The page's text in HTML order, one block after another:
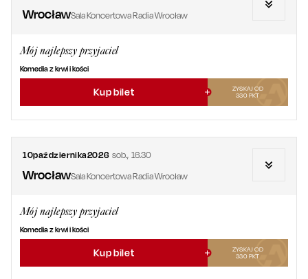
WrocławSala Koncertowa Radia Wrocław
Mój najlepszy przyjaciel
Komedia z krwi i kości
Kup bilet
ZYSKAJ OD
330 PKT
10października2026 sob.,16.30
WrocławSala Koncertowa Radia Wrocław
Mój najlepszy przyjaciel
Komedia z krwi i kości
Kup bilet
ZYSKAJ OD
330 PKT